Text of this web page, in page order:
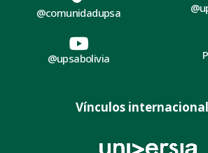
@comunidadupsa
@upsabolivia
Vínculos